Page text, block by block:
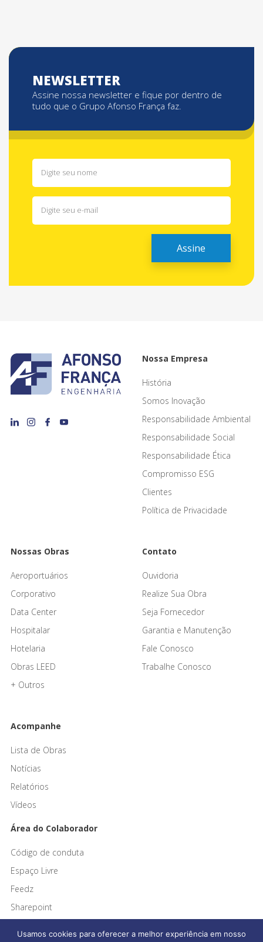
NEWSLETTER
Assine nossa newsletter e fique por dentro de
tudo que o Grupo Afonso França faz.
Nossa Empresa
História
Somos Inovação
Responsabilidade Ambiental
Responsabilidade Social
Responsabilidade Ética
Compromisso ESG
Clientes
Política de Privacidade
Nossas Obras
Aeroportuários
Corporativo
Data Center
Hospitalar
Hotelaria
Obras LEED
+ Outros
Contato
Ouvidoria
Realize Sua Obra
Seja Fornecedor
Garantia e Manutenção
Fale Conosco
Trabalhe Conosco
Acompanhe
Lista de Obras
Notícias
Relatórios
Vídeos
Área do Colaborador
Código de conduta
Espaço Livre
Feedz
Sharepoint
Usamos cookies para oferecer a melhor experiência em nosso